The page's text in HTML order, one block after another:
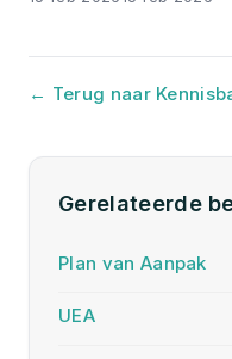
← Terug naar
Gerelateerde
Plan van Aanpak
UEA